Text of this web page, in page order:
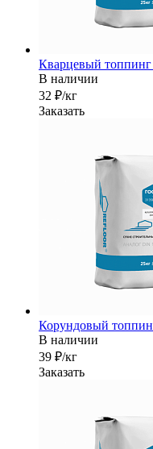
Кварцевый
В наличии
32 ₽/кг
Заказать
Корундовый
В наличии
39 ₽/кг
Заказать